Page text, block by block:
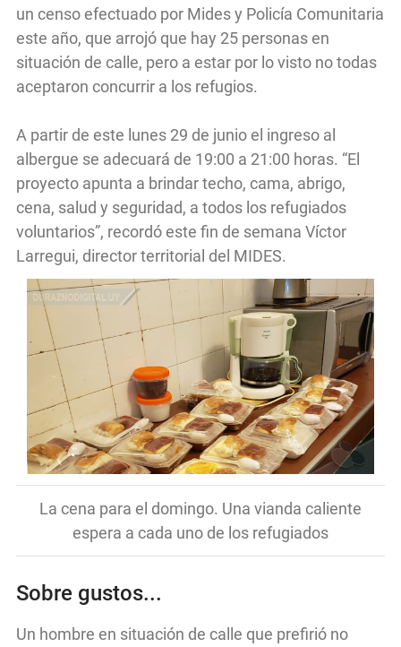
un censo efectuado por Mides y Policía Comunitaria
este año, que arrojó que hay 25 personas en
situación de calle, pero a estar por lo visto no todas
aceptaron concurrir a los refugios.
A partir de este lunes 29 de junio el ingreso al
albergue se adecuará de 19:00 a 21:00 horas. “El
proyecto apunta a brindar techo, cama, abrigo,
cena, salud y seguridad, a todos los refugiados
voluntarios”, recordó este fin de semana Víctor
Larregui, director territorial del MIDES.
La cena para el domingo. Una vianda caliente
espera a cada uno de los refugiados
Sobre gustos...
Un hombre en situación de calle que prefirió no